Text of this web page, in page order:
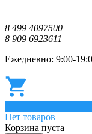
8 499 4097500
8 909 6923611
Ежедневно: 9:00-
Нет товаров
Корзина пуста